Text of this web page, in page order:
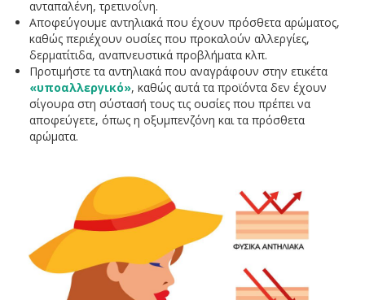
ανταπαλένη, τρετινοΐνη.
Αποφεύγουμε αντηλιακά που έχουν πρόσθετα αρώματος,
καθώς περιέχουν ουσίες που προκαλούν αλλεργίες,
δερματίτιδα, αναπνευστικά προβλήματα κλπ.
Προτιμήστε τα αντηλιακά που αναγράφουν στην ετικέτα
«υποαλλεργικό», καθώς αυτά τα προϊόντα δεν έχουν
σίγουρα στη σύστασή τους τις ουσίες που πρέπει να
αποφεύγετε, όπως η οξυμπενζόνη και τα πρόσθετα
αρώματα.